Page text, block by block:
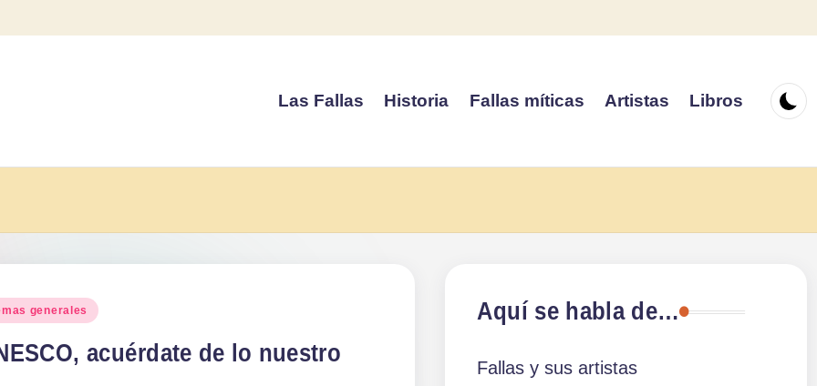
Las Fallas Historia Fallas míticas Artistas Libros
generales
acuérdate de lo nuestro
Aquí se habla de…
Fallas y sus artistas